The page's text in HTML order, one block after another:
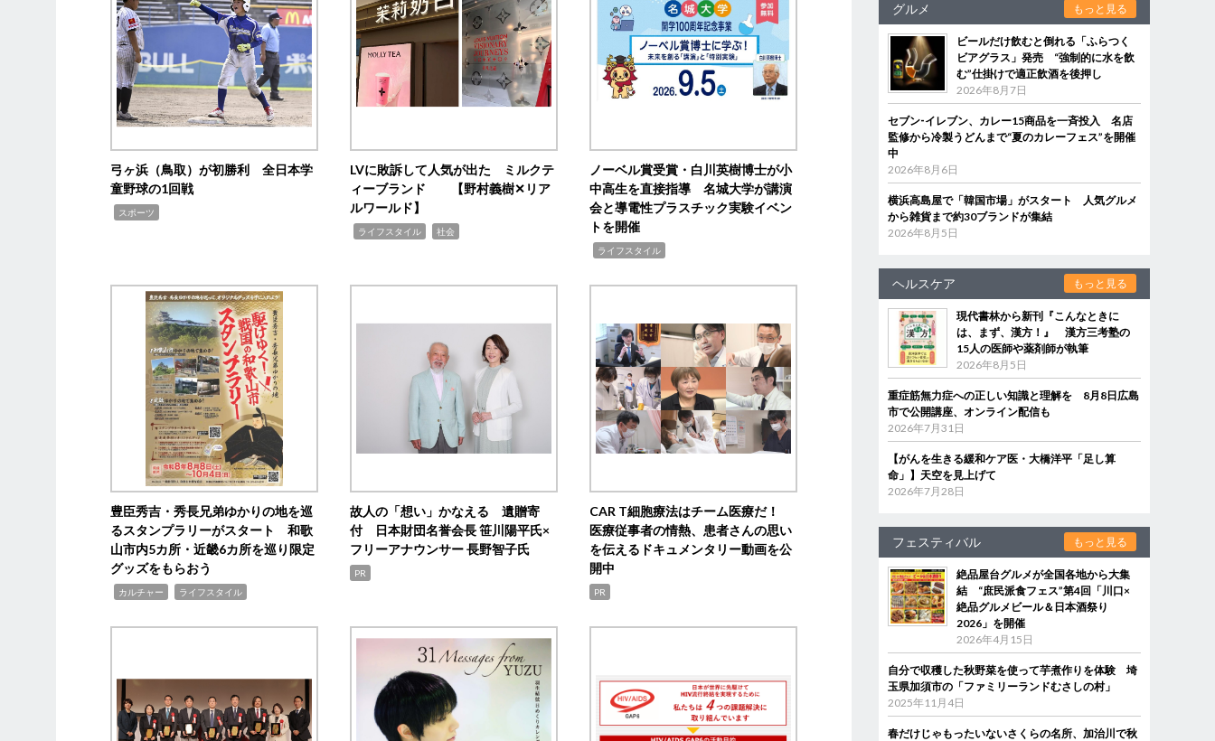
弓ヶ浜（鳥取）が初勝利 全日本学
童野球の1回戦
スポーツ
LVに敗訴して人気が出た ミルクテ
ィーブランド 【野村義樹✕リア
ルワールド】
ライフスタイル 社会
ノーベル賞受賞・白川英樹博士が小
中高生を直接指導 名城大学が講演
会と導電性プラスチック実験イベン
トを開催
ライフスタイル
豊臣秀吉・秀長兄弟ゆかりの地を巡
るスタンプラリーがスタート 和歌
山市内5カ所・近畿6カ所を巡り限定
グッズをもらおう
カルチャー ライフスタイル
故人の「想い」かなえる 遺贈寄
付 日本財団名誉会長 笹川陽平氏×
フリーアナウンサー 長野智子氏
PR
CAR T細胞療法はチーム医療だ！
医療従事者の情熱、患者さんの思い
を伝えるドキュメンタリー動画を公
開中
PR
グルメ もっと見る
ビールだけ飲むと倒れる「ふらつく
ビアグラス」発売 “強制的に水を飲
む”仕掛けで適正飲酒を後押し
2026年8月7日
セブン‐イレブン、カレー15商品を一斉投入 名店
監修から冷製うどんまで“夏のカレーフェス”を開催
中
2026年8月6日
横浜高島屋で「韓国市場」がスタート 人気グルメ
から雑貨まで約30ブランドが集結
2026年8月5日
ヘルスケア もっと見る
現代書林から新刊『こんなときに
は、まず、漢方！』 漢方三考塾の
15人の医師や薬剤師が執筆
2026年8月5日
重症筋無力症への正しい知識と理解を 8月8日広島
市で公開講座、オンライン配信も
2026年7月31日
【がんを生きる緩和ケア医・大橋洋平「足し算
命」】天空を見上げて
2026年7月28日
フェスティバル もっと見る
絶品屋台グルメが全国各地から大集
結 “庶民派食フェス”第4回「川口×
絶品グルメビール＆日本酒祭り
2026」を開催
2026年4月15日
自分で収穫した秋野菜を使って芋煮作りを体験 埼
玉県加須市の「ファミリーランドむさしの村」
2025年11月4日
春だけじゃもったいないさくらの名所、加治川で秋